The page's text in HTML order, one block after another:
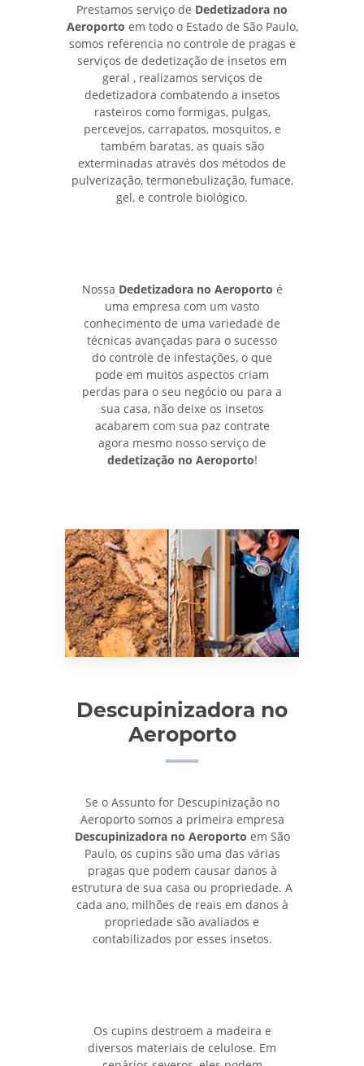
Prestamos serviço de Dedetizadora no
Aeroporto em todo o Estado de São Paulo,
somos referencia no controle de pragas e
serviços de dedetização de insetos em
geral , realizamos serviços de
dedetizadora combatendo a insetos
rasteiros como formigas, pulgas,
percevejos, carrapatos, mosquitos, e
também baratas, as quais são
exterminadas através dos métodos de
pulverização, termonebulização, fumace,
gel, e controle biológico.
Nossa Dedetizadora no Aeroporto é
uma empresa com um vasto
conhecimento de uma variedade de
técnicas avançadas para o sucesso
do controle de infestações, o que
pode em muitos aspectos criam
perdas para o seu negócio ou para a
sua casa, não deixe os insetos
acabarem com sua paz contrate
agora mesmo nosso serviço de
dedetização no Aeroporto!
Descupinizadora no
Aeroporto
Se o Assunto for Descupinização no
Aeroporto somos a primeira empresa
Descupinizadora no Aeroporto em São
Paulo, os cupins são uma das várias
pragas que podem causar danos à
estrutura de sua casa ou propriedade. A
cada ano, milhões de reais em danos à
propriedade são avaliados e
contabilizados por esses insetos.
Os cupins destroem a madeira e
diversos materiais de celulose. Em